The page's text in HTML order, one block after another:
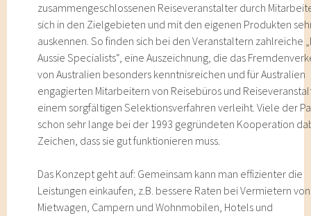
zusammengeschlossenen Reiseveranstalter durch
sich in den Zielgebieten und mit den eigenen Produkten
auskennen. So finden sich bei den Veranstaltern zahlreiche
Aussie Specialists“, eine Auszeichnung, die das
von Australien besonders kenntnisreichen und für Australien
engagierten Mitarbeitern von Reisebüros und
einem sorgfältigen Selektionsverfahren verleiht. Viele der
schon sehr lange bei der 1993 gegründeten Kooperation
Zeichen, dass sie gut funktionieren muss.
Das Konzept geht auf: Gemeinsam kann man effizienter die
Leistungen einkaufen, z.B. bessere Raten bei Vermietern von
Mietwagen, Campern und Wohnmobilen, Hotels und